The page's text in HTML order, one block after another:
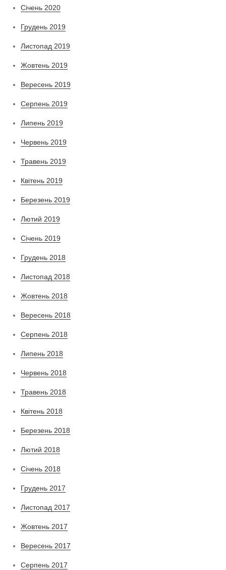
Січень 2020
Грудень 2019
Листопад 2019
Жовтень 2019
Вересень 2019
Серпень 2019
Липень 2019
Червень 2019
Травень 2019
Квітень 2019
Березень 2019
Лютий 2019
Січень 2019
Грудень 2018
Листопад 2018
Жовтень 2018
Вересень 2018
Серпень 2018
Липень 2018
Червень 2018
Травень 2018
Квітень 2018
Березень 2018
Лютий 2018
Січень 2018
Грудень 2017
Листопад 2017
Жовтень 2017
Вересень 2017
Серпень 2017